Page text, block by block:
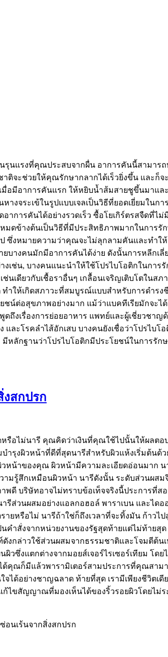
แรงที่คุณประสบจากผื่น อาการคันนี้สามาร
าติจะช่วยให้คุณรักษากลากได้เร็วยิ่งขึ้น และ
อมีอาการคันแรก ให้หยิบน้ำส้มสายชูขึ้นมาแ
างจระเข้ในรูปแบบเจลเป็นวิธีที่ยอดเยี่ยมใ
การคันได้อย่างรวดเร็ว ซื้อโยเกิร์ตรสจืดที่
ดข้างต้นเป็นวิธีที่มีประสิทธิภาพมากในการ
งหมายความว่าคุณจะไม่ลุกลามคันและทำ
างคนมักมีอาการคันได้ง่าย ดังนั้นการหลีกเลี่
เช่น, บางคนแนะนำให้ใช้โปรไบโอติกในกา
นเดียวกับเชื้อราอื่นๆ เกลื้อนเจริญเติบโตใน
ำให้เกิดสภาวะที่สมบูรณ์แบบสำหรับการดำร
ต่อสุขภาพอย่างมาก แม้ว่าแบคทีเรียมักจะไ
ดถึงเรื่องการย่อยอาหาร แพทย์และผู้เชี่ยวช
และโรคลำไส้อักเสบ บางคนยังเชื่อว่าโปรไ
ลักฐานว่าโปรไบโอติกมีประโยชน์ในการรักษ
งสกปรก
อไม่นารี คุณคิดว่าเงินที่คุณใช้ไปนั้นให้ผลต
ำรุงผิวหน้าที่ดีที่สุดนารีสำหรับผิวแห้งเริ่มต้
น้าของคุณ ผิวหน้ามีความละเอียดอ่อนมาก
มรู้สึกเหมือนผิวหน้า นารีดังนั้น ระดับส่วนผส
ดี บริษัทอาจไม่ทราบข้อเท็จจริงนี้ประการที่
ส่วนผสมอย่างแอลกอฮอล์ พาราเบน และได
หรือไม่ นารีถ้าใช่ก็ถึงเวลาที่จะทิ้งมัน ก้าว
สั่งจากหน่วยงานของรัฐสุดท้ายแต่ไม่ท้ายสุ
กล่าวใช้ส่วนผสมจากธรรมชาติและโจมตีต้น
วซึ่งแตกต่างจากมอยส์เจอร์ไรเซอร์เทียม โ
ด้คุณก็มีแล้วพารามิเตอร์สามประการที่คุณส
ด้อย่างชาญฉลาด ท้ายที่สุด เรามีเพียงชีวิตเ
ขสัญญาณที่มองเห็นได้ของริ้วรอยผิวโดยไม่
อนเร้นจากสิ่งสกปรก